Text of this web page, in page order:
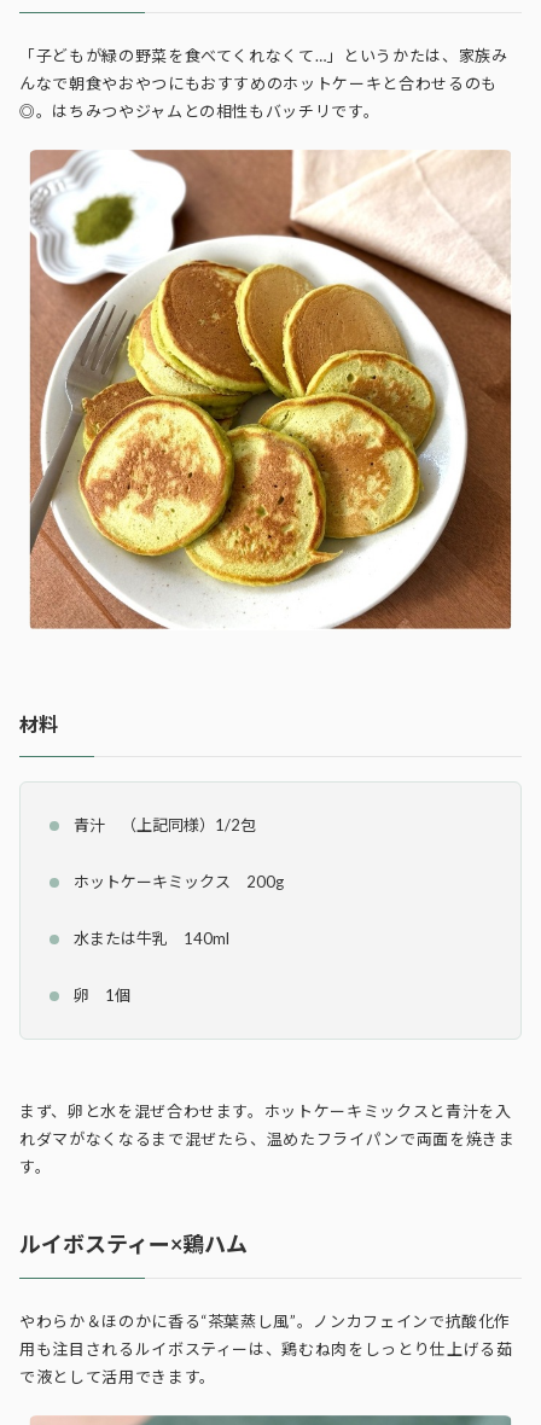
「子どもが緑の野菜を食べてくれなくて…」というかたは、家族み
んなで朝食やおやつにもおすすめのホットケーキと合わせるのも
◎。はちみつやジャムとの相性もバッチリです。
材料
青汁 （上記同様）1/2包
ホットケーキミックス 200g
水または牛乳 140ml
卵 1個
まず、卵と水を混ぜ合わせます。ホットケーキミックスと青汁を入
れダマがなくなるまで混ぜたら、温めたフライパンで両面を焼きま
す。
ルイボスティー×鶏ハム
やわらか＆ほのかに香る“茶葉蒸し風”。ノンカフェインで抗酸化作
用も注目されるルイボスティーは、鶏むね肉をしっとり仕上げる茹
で液として活用できます。